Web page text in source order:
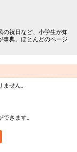
の祝日など、小学生が知
事典。ほとんどのページ
せん。
きます。